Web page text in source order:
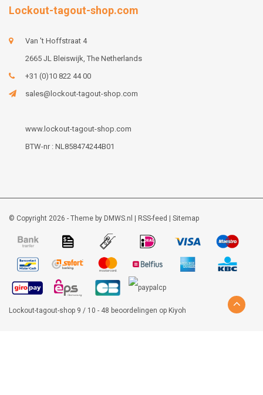
Lockout-tagout-shop.com
Van 't Hoffstraat 4
2665 JL Bleiswijk, The Netherlands
+31 (0)10 822 44 00
sales@lockout-tagout-shop.com
www.lockout-tagout-shop.com
BTW-nr : NL858474244B01
© Copyright 2026 - Theme by DMWS.nl | RSS-feed | Sitemap
Lockout-tagout-shop 9 / 10 - 48 beoordelingen op Kiyoh